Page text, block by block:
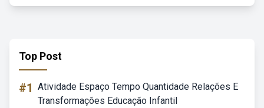
Top Post
#1 Atividade Espaço Tempo Quantidade Relações E
Transformações Educação Infantil